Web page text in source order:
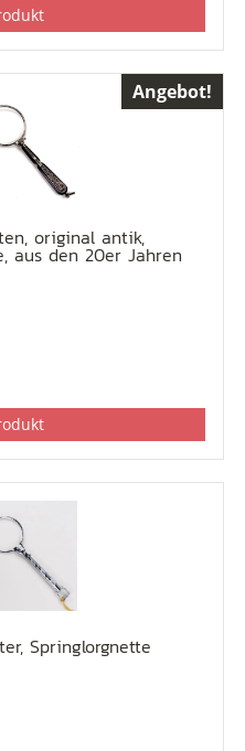
Angebot!
original antik,
aus den 20er Jahren
Springlorgnette